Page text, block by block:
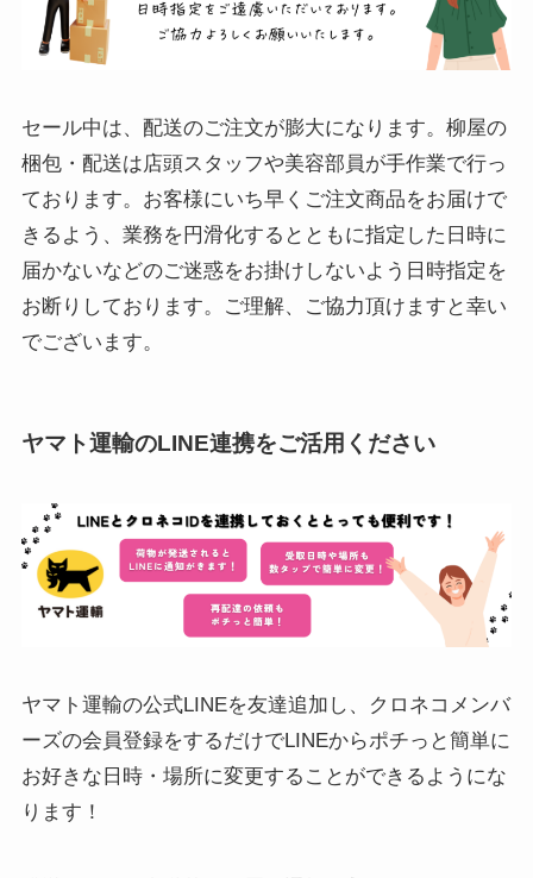
セール中は、配送のご注文が膨大になります。柳屋の
梱包・配送は店頭スタッフや美容部員が手作業で行っ
ております。お客様にいち早くご注文商品をお届けで
きるよう、業務を円滑化するとともに指定した日時に
届かないなどのご迷惑をお掛けしないよう日時指定を
お断りしております。ご理解、ご協力頂けますと幸い
でございます。
ヤマト運輸のLINE連携をご活用ください
ヤマト運輸の公式LINEを友達追加し、クロネコメンバ
ーズの会員登録をするだけでLINEからポチっと簡単に
お好きな日時・場所に変更することができるようにな
ります！